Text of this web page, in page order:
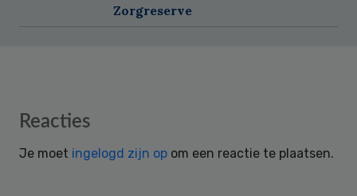
Zorgreserve
Reader
Reacties
Je moet ingelogd zijn op om een reactie te plaatsen.